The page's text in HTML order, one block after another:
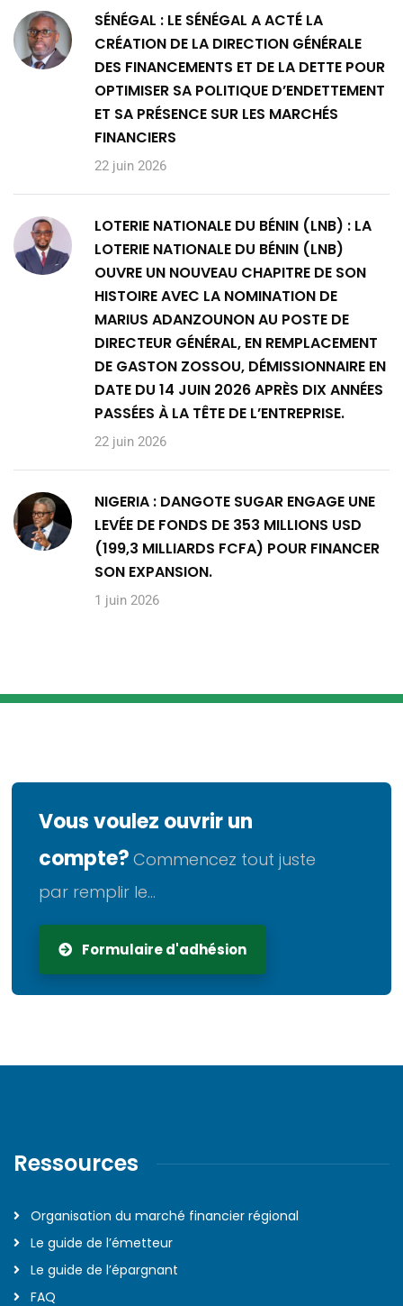
SÉNÉGAL : LE SÉNÉGAL A ACTÉ LA
CRÉATION DE LA DIRECTION GÉNÉRALE
DES FINANCEMENTS ET DE LA DETTE POUR
OPTIMISER SA POLITIQUE D’ENDETTEMENT
ET SA PRÉSENCE SUR LES MARCHÉS
FINANCIERS
22 juin 2026
LOTERIE NATIONALE DU BÉNIN (LNB) : LA
LOTERIE NATIONALE DU BÉNIN (LNB)
OUVRE UN NOUVEAU CHAPITRE DE SON
HISTOIRE AVEC LA NOMINATION DE
MARIUS ADANZOUNON AU POSTE DE
DIRECTEUR GÉNÉRAL, EN REMPLACEMENT
DE GASTON ZOSSOU, DÉMISSIONNAIRE EN
DATE DU 14 JUIN 2026 APRÈS DIX ANNÉES
PASSÉES À LA TÊTE DE L’ENTREPRISE.
22 juin 2026
NIGERIA : DANGOTE SUGAR ENGAGE UNE
LEVÉE DE FONDS DE 353 MILLIONS USD
(199,3 MILLIARDS FCFA) POUR FINANCER
SON EXPANSION.
1 juin 2026
Vous voulez ouvrir un
compte? Commencez tout juste
par remplir le...
Formulaire d'adhésion
Ressources
Organisation du marché financier régional
Le guide de l’émetteur
Le guide de l’épargnant
FAQ